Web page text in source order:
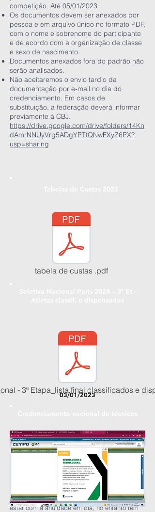
competição. Até 05/01/2023
Os documentos devem ser anexados por
pessoa e em arquivo único no formato PDF,
com o nome e sobrenome do participante
e de acordo com a organização de classe
e sexo de nascimento.
Documentos anexados fora do padrão não
serão analisados.
Não aceitaremos o envio tardio da
documentação por e-mail no dia do
credenciamento. Em casos de
substituição, a federação deverá informar
previamente à CBJ.
https://drive.google.com/drive/folders/14Kn
dAmrNNUyVrg5ADgYPTtQNwFXyZ6PX?
usp=sharing
tabela de custas .pdf
03/01/2023
- 3ª Etapa_lista final classificados e
As inscrições devem ser enviadas até dia
16/01/2023. Lembrando que os atletas devem
estar com a anuidade em dia, no entanto tem